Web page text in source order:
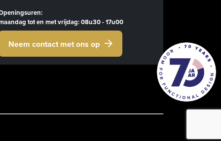
tot en met vrijdag: 08u30 - 17u00
Neem contact met ons op